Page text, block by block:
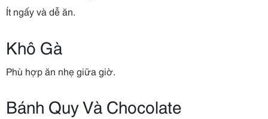
Ít ngấy và dễ ăn.
Khô Gà
Phù hợp ăn nhẹ giữa giờ.
Bánh Quy Và Chocolate